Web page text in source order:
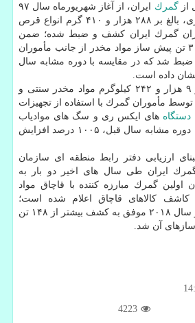
ازگمرك
ایران، از آغاز شهریورماه سال ۹۷
تا آخر شهریور سال جاری، بالغ بر ۲۸۸ هزار و ۴۱۰ گرم انواع قرص
گمرك ایران كشف و ضبط شده؛ ضمن
اینكه در همین مدت، ۳۰۳ تن پیش ساز مواد مخدر از جانب مأموران
شد كه در مقایسه با دوره مشابه سال
همچنین در مدت مذكور ۹ هزار و ۲۴۲ كیلوگرم مواد مخدر سنتی و
مأموران گمرك با استفاده از تجهیزات
دستگاه های ایكس ری و سگ های موادیاب
كشف شده كه نسبت به دوره مشابه سال قبل، ۱۰۰۵ درصد افزایش
ارزیابی دفتر رابط منطقه ای سازمان
ایران طی سال های اخیر دو بار به
گمرك مبارزه كننده با قاچاق مواد
كالاهای قاچاق اعلام شده است؛
همینطور گمرك ایران در سال ۲۰۱۸ موفق به كشف بیشتر از ۱۴۸ تن
آن شد.
4223